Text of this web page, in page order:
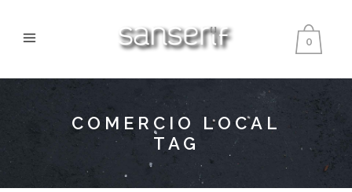
0
COMERCIO LOCAL
TAG